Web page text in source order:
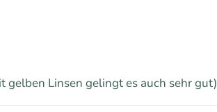
gelben Linsen gelingt es auch sehr gut)